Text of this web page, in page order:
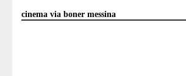
cinema via boner messina